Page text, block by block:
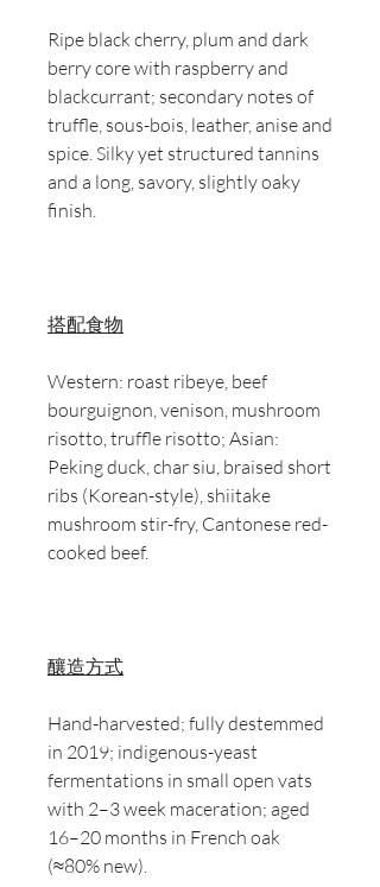
Ripe black cherry, plum and dark
berry core with raspberry and
blackcurrant; secondary notes of
truffle, sous-bois, leather, anise and
spice. Silky yet structured tannins
and a long, savory, slightly oaky
finish.
搭配食物
Western: roast ribeye, beef
bourguignon, venison, mushroom
risotto, truffle risotto; Asian:
Peking duck, char siu, braised short
ribs (Korean-style), shiitake
mushroom stir-fry, Cantonese red-
cooked beef.
釀造方式
Hand-harvested; fully destemmed
in 2019; indigenous-yeast
fermentations in small open vats
with 2–3 week maceration; aged
16–20 months in French oak
(≈80% new).